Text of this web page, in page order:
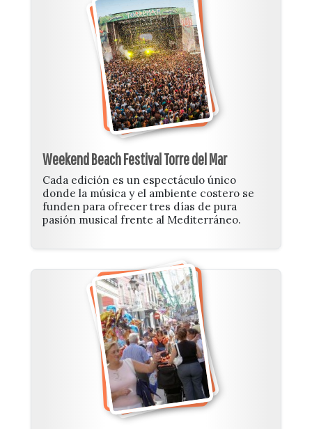
Weekend Beach Festival Torre del Mar
Cada edición es un espectáculo único
donde la música y el ambiente costero se
funden para ofrecer tres días de pura
pasión musical frente al Mediterráneo.